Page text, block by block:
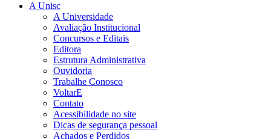
A Unisc
A Universidade
Avaliação Institucional
Concursos e Editais
Editora
Estrutura Administrativa
Ouvidoria
Trabalhe Conosco
VoltarE
Contato
Acessibilidade no site
Dicas de segurança pessoal
Achados e Perdidos